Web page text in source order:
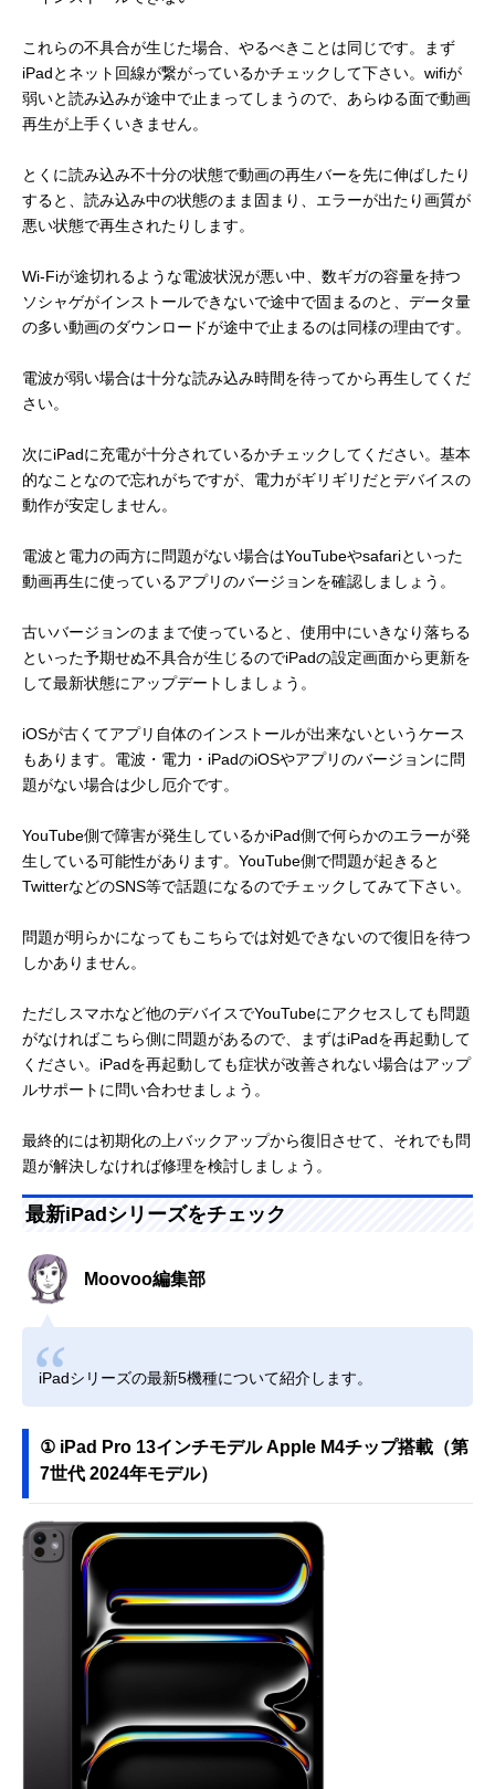
これらの不具合が生じた場合、やるべきことは同じです。まず
iPadとネット回線が繋がっているかチェックして下さい。wifiが
弱いと読み込みが途中で止まってしまうので、あらゆる面で動画
再生が上手くいきません。
とくに読み込み不十分の状態で動画の再生バーを先に伸ばしたり
すると、読み込み中の状態のまま固まり、エラーが出たり画質が
悪い状態で再生されたりします。
Wi-Fiが途切れるような電波状況が悪い中、数ギガの容量を持つ
ソシャゲがインストールできないで途中で固まるのと、データ量
の多い動画のダウンロードが途中で止まるのは同様の理由です。
電波が弱い場合は十分な読み込み時間を待ってから再生してくだ
さい。
次にiPadに充電が十分されているかチェックしてください。基本
的なことなので忘れがちですが、電力がギリギリだとデバイスの
動作が安定しません。
電波と電力の両方に問題がない場合はYouTubeやsafariといった
動画再生に使っているアプリのバージョンを確認しましょう。
古いバージョンのままで使っていると、使用中にいきなり落ちる
といった予期せぬ不具合が生じるのでiPadの設定画面から更新を
して最新状態にアップデートしましょう。
iOSが古くてアプリ自体のインストールが出来ないというケース
もあります。電波・電力・iPadのiOSやアプリのバージョンに問
題がない場合は少し厄介です。
YouTube側で障害が発生しているかiPad側で何らかのエラーが発
生している可能性があります。YouTube側で問題が起きると
TwitterなどのSNS等で話題になるのでチェックしてみて下さい。
問題が明らかになってもこちらでは対処できないので復旧を待つ
しかありません。
ただしスマホなど他のデバイスでYouTubeにアクセスしても問題
がなければこちら側に問題があるので、まずはiPadを再起動して
ください。iPadを再起動しても症状が改善されない場合はアップ
ルサポートに問い合わせましょう。
最終的には初期化の上バックアップから復旧させて、それでも問
題が解決しなければ修理を検討しましょう。
最新iPadシリーズをチェック
Moovoo編集部
iPadシリーズの最新5機種について紹介します。
① iPad Pro 13インチモデル Apple M4チップ搭載（第
7世代 2024年モデル）